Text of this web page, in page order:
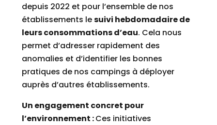
depuis 2022 et pour l’ensemble de nos
établissements lesuivi hebdomadaire de
leurs consommations d’eau. Cela nous
permet d’adresser rapidement des
anomalies et d’identifier les bonnes
pratiques de nos campings à déployer
auprès d’autres établissements.
Un engagement concret pour
l’environnement :Ces initiatives